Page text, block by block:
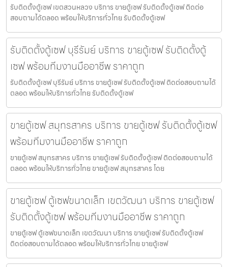
รับติดตั้งตู้เซฟ เขตสวนหลวง บริการ ขายตู้เซฟ รับติดตั้งตู้เซฟ ติดต่อ
สอบถามได้ตลอด พร้อมให้บริการทั่วไทย รับติดตั้งตู้เซฟ
รับติดตั้งตู้เซฟ บุรีรัมย์ บริการ ขายตู้เซฟ รับติดตั้งตู้
เซฟ พร้อมทีมงานมืออาชีพ ราคาถูก
รับติดตั้งตู้เซฟ บุรีรัมย์ บริการ ขายตู้เซฟ รับติดตั้งตู้เซฟ ติดต่อสอบถามได้
ตลอด พร้อมให้บริการทั่วไทย รับติดตั้งตู้เซฟ
ขายตู้เซฟ สมุทรสาคร บริการ ขายตู้เซฟ รับติดตั้งตู้เซฟ
พร้อมทีมงานมืออาชีพ ราคาถูก
ขายตู้เซฟ สมุทรสาคร บริการ ขายตู้เซฟ รับติดตั้งตู้เซฟ ติดต่อสอบถามได้
ตลอด พร้อมให้บริการทั่วไทย ขายตู้เซฟ สมุทรสาคร โดย
ขายตู้เซฟ ตู้เซฟขนาดเล็ก เขตวัฒนา บริการ ขายตู้เซฟ
รับติดตั้งตู้เซฟ พร้อมทีมงานมืออาชีพ ราคาถูก
ขายตู้เซฟ ตู้เซฟขนาดเล็ก เขตวัฒนา บริการ ขายตู้เซฟ รับติดตั้งตู้เซฟ
ติดต่อสอบถามได้ตลอด พร้อมให้บริการทั่วไทย ขายตู้เซฟ